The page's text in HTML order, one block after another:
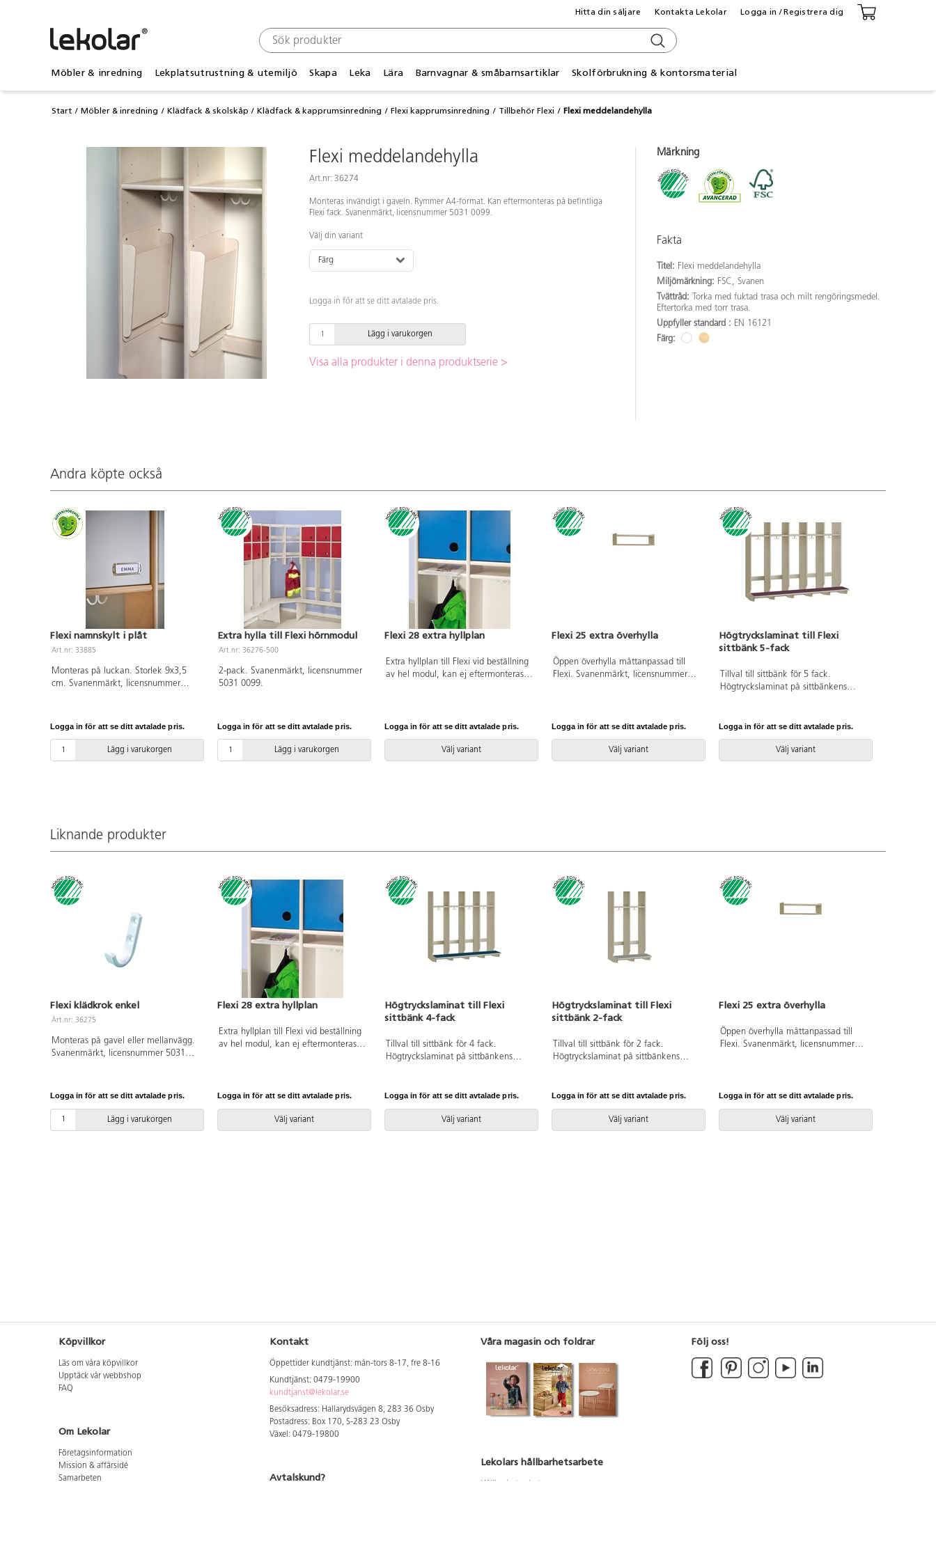
Möbler & inredning Lekplatsutrustning & utemiljö Skapa Leka Lära Barnvagnar & småbarnsartiklar Skolförbrukning & kontorsmaterial
Hitta din säljare Kontakta Lekolar Logga in / Registrera dig
Start Möbler & inredning Klädfack & skolskåp Klädfack & kapprumsinredning Flexi kapprumsinredning Tillbehör Flexi Flexi meddelandehylla
Flexi meddelandehylla
Art.nr: 36274
Monteras invändigt i gaveln. Rymmer A4-format. Kan eftermonteras på befintliga
Flexi fack. Svanenmärkt, licensnummer 5031 0099.
Välj din variant
Färg
Logga in för att se ditt avtalade pris.
Lägg i varukorgen
Visa alla produkter i denna produktserie >
Märkning
Fakta
Titel: Flexi meddelandehylla
Miljömärkning: FSC, Svanen
Tvättråd:
Torka med fuktad trasa och milt rengöringsmedel.
Eftertorka med torr trasa.
Uppfyller standard : EN 16121
Färg:
Andra köpte också
Flexi namnskylt i plåt
Art.nr: 33885
Monteras på luckan. Storlek 9x3,5
cm. Svanenmärkt, licensnummer
Logga in för att se ditt avtalade pris.
Lägg i varukorgen
Extra hylla till Flexi hörnmodul
Art.nr: 36276-500
2-pack. Svanenmärkt, licensnummer
5031 0099.
Logga in för att se ditt avtalade pris.
Lägg i varukorgen
Flexi 28 extra hyllplan
Extra hyllplan till Flexi vid beställning
av hel modul, kan ej eftermonteras.
Logga in för att se ditt avtalade pris.
Välj variant
Flexi 25 extra överhylla
Öppen överhylla måttanpassad till
Flexi. Svanenmärkt, licensnummer
Logga in för att se ditt avtalade pris.
Välj variant
Högtryckslaminat till Flexi
sittbänk 5-fack
Tillval till sittbänk för 5 fack.
Högtryckslaminat på sittbänkens
licensnummer 5031 0099.
Logga in för att se ditt avtalade pris.
Välj variant
Liknande produkter
Flexi klädkrok enkel
Art.nr: 36275
Monteras på gavel eller mellanvägg.
Svanenmärkt, licensnummer 5031
Logga in för att se ditt avtalade pris.
Lägg i varukorgen
Flexi 28 extra hyllplan
Extra hyllplan till Flexi vid beställning
av hel modul, kan ej eftermonteras.
Logga in för att se ditt avtalade pris.
Välj variant
Högtryckslaminat till Flexi
sittbänk 4-fack
Tillval till sittbänk för 4 fack.
Högtryckslaminat på sittbänkens
licensnummer 5031 0099.
Logga in för att se ditt avtalade pris.
Välj variant
Högtryckslaminat till Flexi
sittbänk 2-fack
Tillval till sittbänk för 2 fack.
Högtryckslaminat på sittbänkens
licensnummer 5031 0099.
Logga in för att se ditt avtalade pris.
Välj variant
Flexi 25 extra överhylla
Öppen överhylla måttanpassad till
Flexi. Svanenmärkt, licensnummer
Logga in för att se ditt avtalade pris.
Välj variant
Köpvillkor
Läs om våra köpvillkor
Upptäck vår webbshop
FAQ
Om Lekolar
Företagsinformation
Mission & affärsidé
Samarbeten
Kontakt
Öppettider kundtjänst: mån-tors 8-17, fre 8-16
Kundtjänst: 0479-19900
kundtjanst@lekolar.se
Besöksadress: Hallarydsvägen 8, 283 36 Osby
Postadress: Box 170, S-283 23 Osby
Växel: 0479-19800
Avtalskund?
Våra magasin och foldrar
Lekolars hållbarhetsarbete
Följ oss!